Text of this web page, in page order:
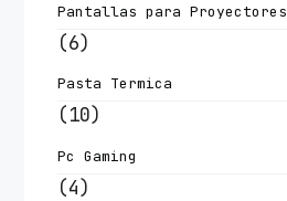
Pantallas para Proyectores
(6)
Pasta Termica
(10)
Pc Gaming
(4)